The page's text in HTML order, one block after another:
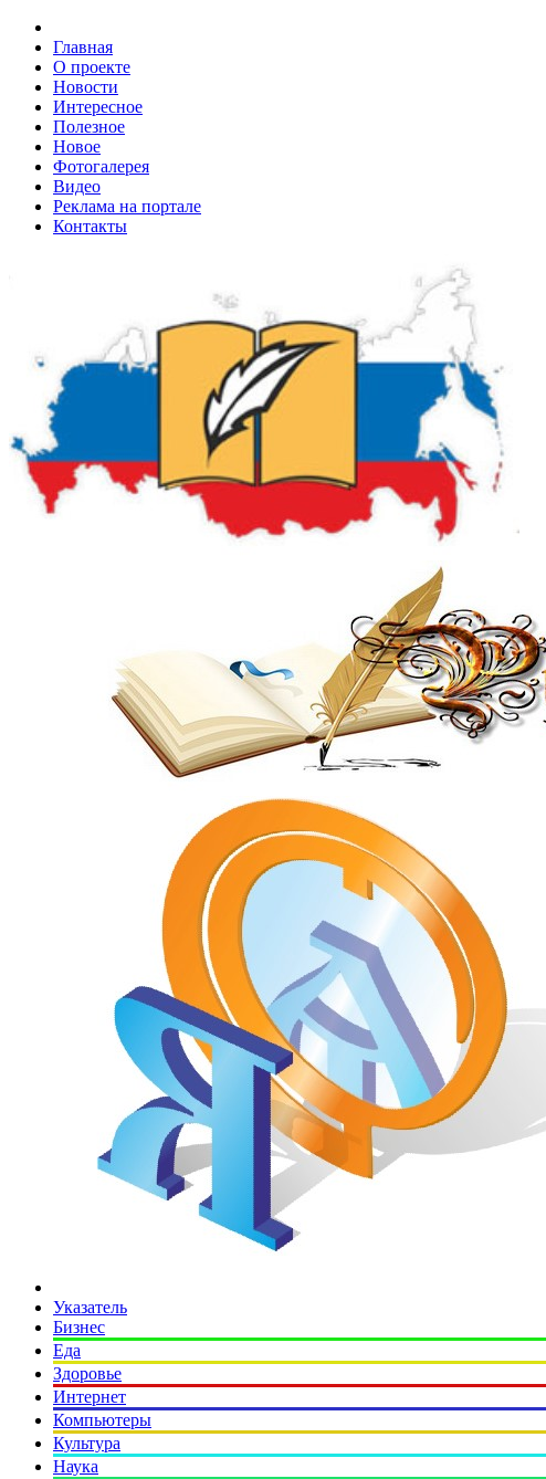
Главная
О проекте
Новости
Интересное
Полезное
Новое
Фотогалерея
Видео
Реклама на портале
Контакты
Указатель
Бизнес
Еда
Здоровье
Интернет
Компьютеры
Культура
Наука